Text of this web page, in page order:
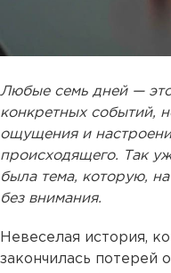
Любые семь дней —
конкретных событий,
ощущения и
происходящего. Так
была тема, которую, на
без внимания.
Невеселая история,
закончилась потерей